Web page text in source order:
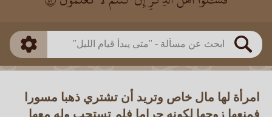
بحث
اللجنة الدائمة
ذكي
امرأة لها مال خاص وتريد أن تشتري ذهبا مسورا